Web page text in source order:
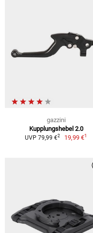
gazzini
Kupplungshebel 2.0
UVP 79,99 €2 19,99 €1